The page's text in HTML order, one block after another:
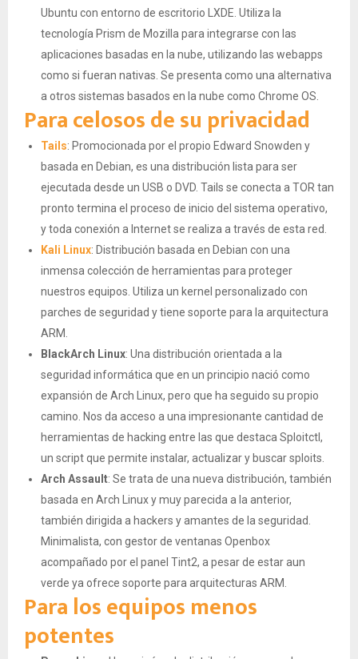
Ubuntu con entorno de escritorio LXDE. Utiliza la
tecnología Prism de Mozilla para integrarse con las
aplicaciones basadas en la nube, utilizando las webapps
como si fueran nativas. Se presenta como una alternativa
a otros sistemas basados en la nube como Chrome OS.
Para celosos de su privacidad
Tails: Promocionada por el propio Edward Snowden y
basada en Debian, es una distribución lista para ser
ejecutada desde un USB o DVD. Tails se conecta a TOR tan
pronto termina el proceso de inicio del sistema operativo,
y toda conexión a Internet se realiza a través de esta red.
Kali Linux: Distribución basada en Debian con una
inmensa colección de herramientas para proteger
nuestros equipos. Utiliza un kernel personalizado con
parches de seguridad y tiene soporte para la arquitectura
ARM.
BlackArch Linux: Una distribución orientada a la
seguridad informática que en un principio nació como
expansión de Arch Linux, pero que ha seguido su propio
camino. Nos da acceso a una impresionante cantidad de
herramientas de hacking entre las que destaca Sploitctl,
un script que permite instalar, actualizar y buscar sploits.
Arch Assault: Se trata de una nueva distribución, también
basada en Arch Linux y muy parecida a la anterior,
también dirigida a hackers y amantes de la seguridad.
Minimalista, con gestor de ventanas Openbox
acompañado por el panel Tint2, a pesar de estar aun
verde ya ofrece soporte para arquitecturas ARM.
Para los equipos menos
potentes